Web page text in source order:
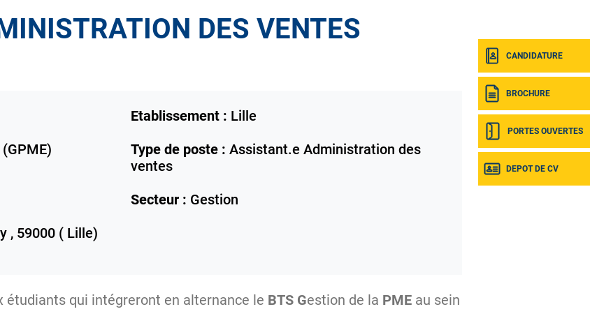
CANDIDATURE
BROCHURE
PORTES OUVERTES
DEPOT DE CV
DES VENTES
Etablissement : Lille
Type de poste : Assistant.e Administration des
ventes
Secteur : Gestion
, 59000 ( Lille)
étudiants qui intégreront en alternance le BTS Gestion de la PME au sein